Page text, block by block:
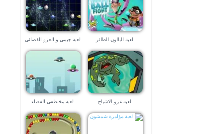
لعبة البالون الطائر لعبة جيمي و الغزو الفضائي
لعبة غزو الاشباح لعبة مختطفي الفضاء